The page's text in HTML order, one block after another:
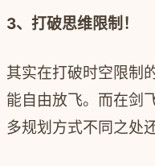
3、打破思维限制！
其实在打破时空限制
能自由放飞。而在剑
多规划方式不同之处